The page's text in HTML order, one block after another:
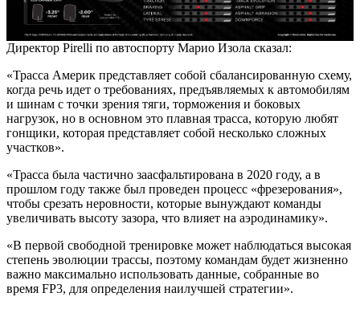
Директор Pirelli по автоспорту Марио Изола сказал:
«Трасса Америк представляет собой сбалансированную схему,
когда речь идет о требованиях, предъявляемых к автомобилям
и шинам с точки зрения тяги, торможения и боковых
нагрузок, но в основном это плавная трасса, которую любят
гонщики, которая представляет собой несколько сложных
участков».
«Трасса была частично заасфальтирована в 2020 году, а в
прошлом году также был проведен процесс «фрезерования»,
чтобы срезать неровности, которые вынуждают команды
увеличивать высоту зазора, что влияет на аэродинамику».
«В первой свободной тренировке может наблюдаться высокая
степень эволюции трассы, поэтому командам будет жизненно
важно максимально использовать данные, собранные во
время FP3, для определения наилучшей стратегии».